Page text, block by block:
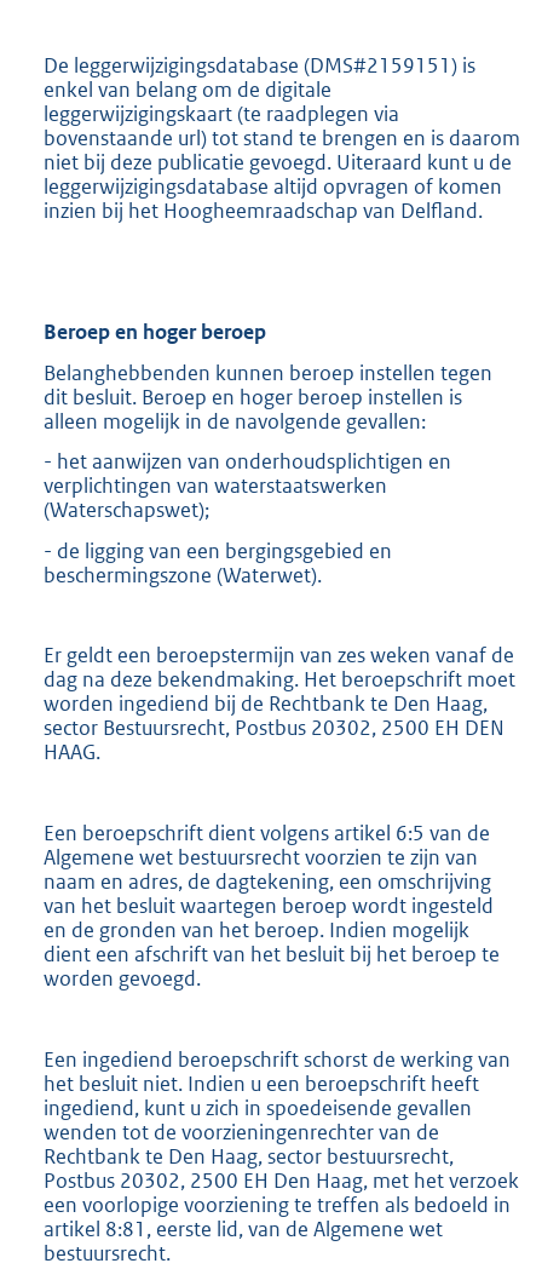
De leggerwijzigingsdatabase (DMS#2159151) is
enkel van belang om de digitale
leggerwijzigingskaart (te raadplegen via
bovenstaande url) tot stand te brengen en is daarom
niet bij deze publicatie gevoegd. Uiteraard kunt u de
leggerwijzigingsdatabase altijd opvragen of komen
inzien bij het Hoogheemraadschap van Delfland.
Beroep en hoger beroep
Belanghebbenden kunnen beroep instellen tegen
dit besluit. Beroep en hoger beroep instellen is
alleen mogelijk in de navolgende gevallen:
- het aanwijzen van onderhoudsplichtigen en
verplichtingen van waterstaatswerken
(Waterschapswet);
- de ligging van een bergingsgebied en
beschermingszone (Waterwet).
Er geldt een beroepstermijn van zes weken vanaf de
dag na deze bekendmaking. Het beroepschrift moet
worden ingediend bij de Rechtbank te Den Haag,
sector Bestuursrecht, Postbus 20302, 2500 EH DEN
HAAG.
Een beroepschrift dient volgens artikel 6:5 van de
Algemene wet bestuursrecht voorzien te zijn van
naam en adres, de dagtekening, een omschrijving
van het besluit waartegen beroep wordt ingesteld
en de gronden van het beroep. Indien mogelijk
dient een afschrift van het besluit bij het beroep te
worden gevoegd.
Een ingediend beroepschrift schorst de werking van
het besluit niet. Indien u een beroepschrift heeft
ingediend, kunt u zich in spoedeisende gevallen
wenden tot de voorzieningenrechter van de
Rechtbank te Den Haag, sector bestuursrecht,
Postbus 20302, 2500 EH Den Haag, met het verzoek
een voorlopige voorziening te treffen als bedoeld in
artikel 8:81, eerste lid, van de Algemene wet
bestuursrecht.